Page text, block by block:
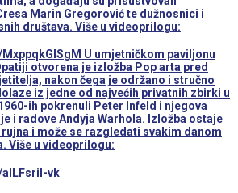
Marin Gregorović te dužnosnici i
društava. Više u videoprilogu:
U umjetničkom paviljonu
otvorena je izložba Pop arta pred
nakon čega je održano i stručno
iz jedne od najvećih privatnih zbirki u
ih pokrenuli Peter Infeld i njegova
i radove Andyja Warhola. Izložba ostaje
i može se razgledati svakim danom
Više u videoprilogu:
aILFsriI-vk